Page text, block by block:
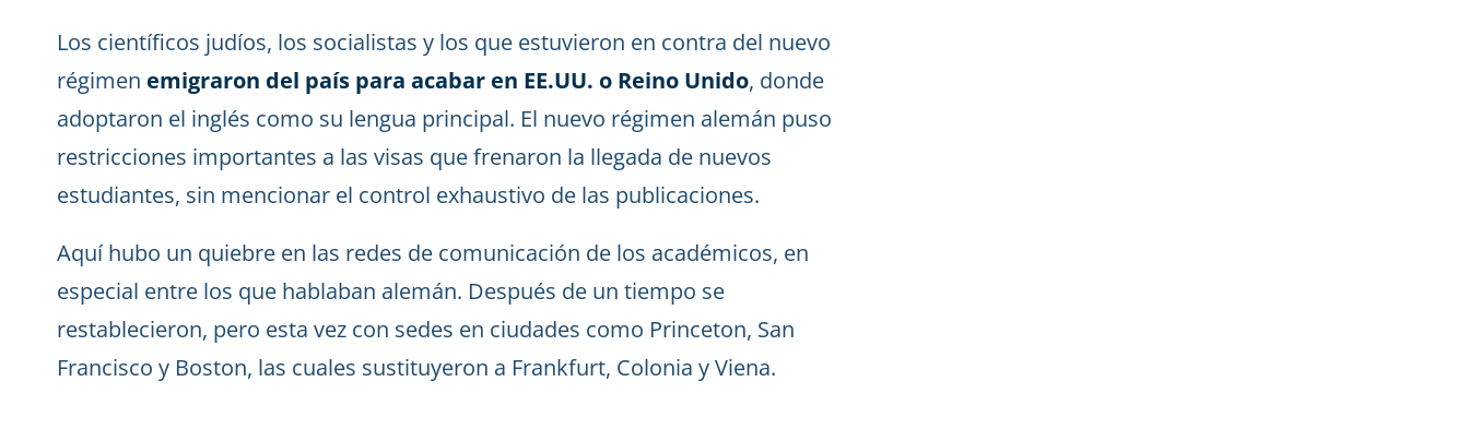
Los científicos judíos, los socialistas y los que estuvieron en contra del nuevo
régimen emigraron del país para acabar en EE.UU. o Reino Unido, donde
adoptaron el inglés como su lengua principal. El nuevo régimen alemán puso
restricciones importantes a las visas que frenaron la llegada de nuevos
estudiantes, sin mencionar el control exhaustivo de las publicaciones.
Aquí hubo un quiebre en las redes de comunicación de los académicos, en
especial entre los que hablaban alemán. Después de un tiempo se
restablecieron, pero esta vez con sedes en ciudades como Princeton, San
Francisco y Boston, las cuales sustituyeron a Frankfurt, Colonia y Viena.